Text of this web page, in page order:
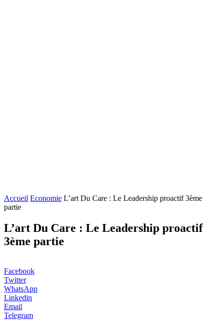
Accueil Economie L’art Du Care : Le Leadership proactif 3ème
partie
L’art Du Care : Le Leadership proactif
3ème partie
Facebook
Twitter
WhatsApp
Linkedin
Email
Telegram